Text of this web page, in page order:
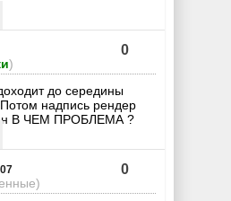
)
0
до середины
надпись рендер
В ЧЕМ ПРОБЛЕМА ?
0